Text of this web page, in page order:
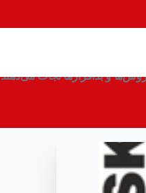
و بدافزارها نجات می‌دهند